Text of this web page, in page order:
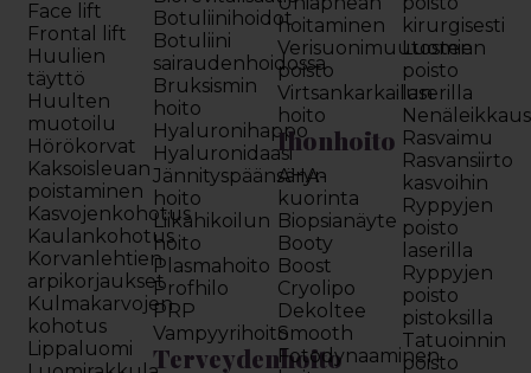
Face lift
Frontal lift
Huulien
täyttö
Huulten
muotoilu
Hörökorvat
Kaksoisleuan
poistaminen
Kasvojenkohotus
Kaulankohotus
Korvanlehtien
arpikorjaukset
Kulmakarvojen
kohotus
Lippaluomi
Botuliinihoidot
Botuliini
sairaudenhoidossa
Bruksismin
hoito
Hyaluronihappo
Hyaluronidaasi
Jännityspäänsäryn
hoito
Liikahikoilun
hoito
Plasmahoito
Profhilo
PRP
Vampyyrihoito
Terveydenhoito
hoitaminen
Verisuonimuutosten
poisto
Virtsankarkailun
hoito
Ihonhoito
AHA-
kuorinta
Biopsianäyte
Booty
Boost
Cryolipo
Dekoltee
Smooth
Fotodynaaminen
kirurgisesti
Luomien
poisto
laserilla
Nenäleikkaus
Rasvaimu
Rasvansiirto
kasvoihin
Ryppyjen
poisto
laserilla
Ryppyjen
poisto
pistoksilla
Tatuoinnin
poisto